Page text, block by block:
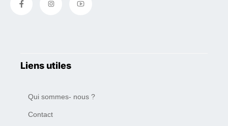
Liens utiles
Qui sommes- nous ?
Contact